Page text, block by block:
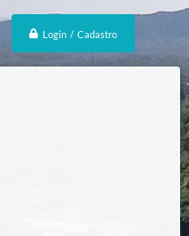
Login / Cadastro